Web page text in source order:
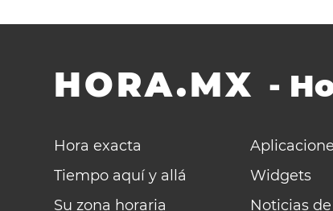
HORA.MX -
Hora exacta
Tiempo aquí y allá
Su zona horaria
Widgets
Noticias